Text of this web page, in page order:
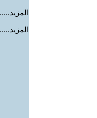
المزيد.....
المزيد.....